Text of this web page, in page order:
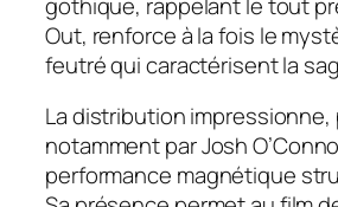
Out, renforce à la fois le
feutré qui caractérisent la
La distribution impressionne,
notamment par Josh
performance magnétique